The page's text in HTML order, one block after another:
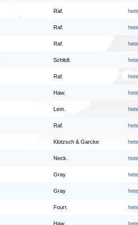
Raf.
Raf.
Raf.
Schltdl.
Raf.
Haw.
Lem.
Raf.
Klotzsch & Garcke
Neck.
Gray
Gray
Fourr.
Haw.